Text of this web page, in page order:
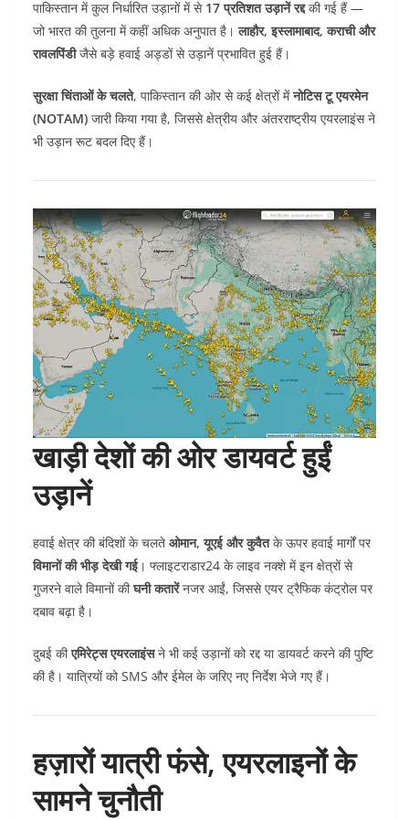
पाकिस्तान में कुल निर्धारित उड़ानों में से 17 प्रतिशत उड़ानें रद्दकी गई हैं —
जो भारत की तुलना में कहीं अधिक अनुपात है।लाहौर, इस्लामाबाद, कराची और
रावलपिंडीजैसे बड़े हवाई अड्डों से उड़ानें प्रभावित हुई हैं।
सुरक्षा चिंताओं के चलते, पाकिस्तान की ओर से कई क्षेत्रों मेंनोटिस टू एयरमेन
(NOTAM) जारी किया गया है, जिससे क्षेत्रीय और अंतरराष्ट्रीय एयरलाइंस ने
भी उड़ान रूट बदल दिए हैं।
खाड़ी देशों की ओर डायवर्ट हुईं
उड़ानें
हवाई क्षेत्र की बंदिशों के चलते ओमान, यूएई और कुवैतके ऊपर हवाई मार्गों पर
विमानों की भीड़ देखी गई। फ्लाइटराडार24 के लाइव नक्शे में इन क्षेत्रों से
गुजरने वाले विमानों कीघनी कतारेंनजर आईं, जिससे एयर ट्रैफिक कंट्रोल पर
दबाव बढ़ा है।
दुबई कीएमिरेट्स एयरलाइंसने भी कई उड़ानों को रद्द या डायवर्ट करने की पुष्टि
की है। यात्रियों को SMS और ईमेल के जरिए नए निर्देश भेजे गए हैं।
हज़ारों यात्री फंसे, एयरलाइनों के
सामने चुनौती